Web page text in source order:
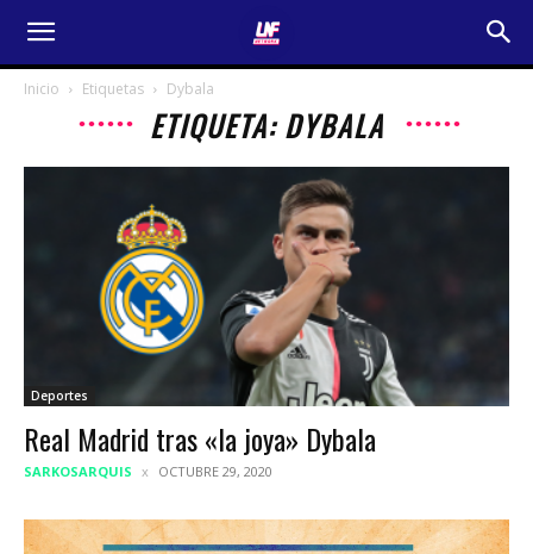
Inicio Etiquetas Dybala
ETIQUETA: DYBALA
Deportes
Real Madrid tras «la joya» Dybala
SARKOSARQUIS OCTUBRE 29, 2020